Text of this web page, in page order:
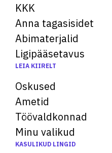
KKK
Anna tagasisidet
Abimaterjalid
Ligipääsetavus
LEIA KIIRELT
Oskused
Ametid
Töövaldkonnad
Minu valikud
KASULIKUD LINGID